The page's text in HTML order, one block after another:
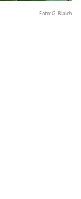
Foto: G. Blaich